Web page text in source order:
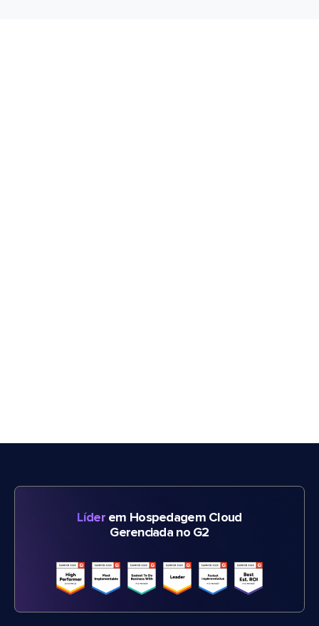
Líderem Hospedagem Cloud
Gerenciada no G2